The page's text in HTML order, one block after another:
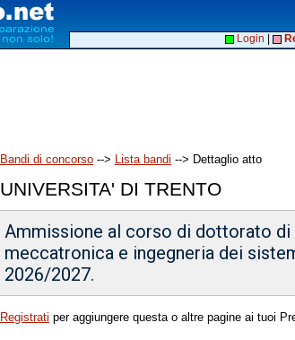
Login
Bandi di concorso --> Lista bandi --> Dettaglio atto
UNIVERSITA' DI TRENTO
Ammissione al corso di dottorato
meccatronica e ingegneria dei
2026/2027.
Registrati per aggiungere questa o altre pagine ai tuoi